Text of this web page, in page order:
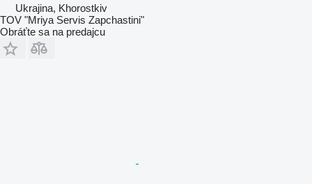
Ukrajina, Khorostkiv
TOV "Mriya Servis Zapchastini"
Obráťte sa na predajcu